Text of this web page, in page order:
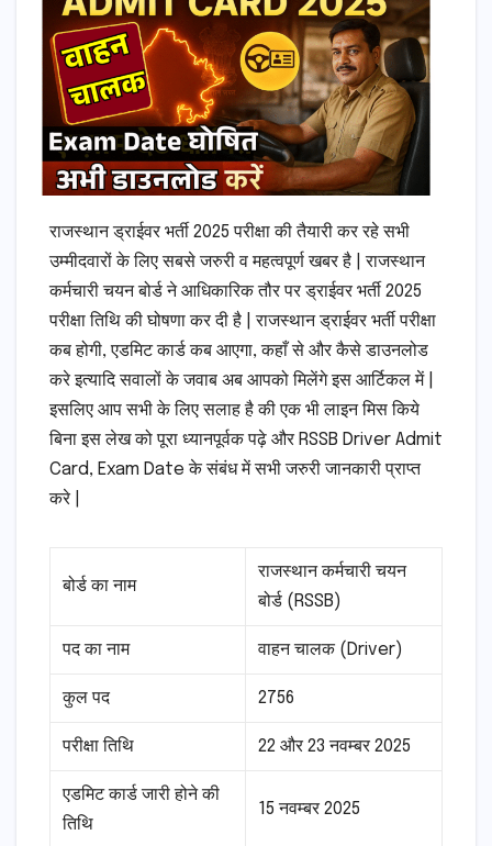
राजस्थान ड्राईवर भर्ती 2025 परीक्षा की तैयारी कर रहे सभी
उम्मीदवारों के लिए सबसे जरुरी व महत्वपूर्ण खबर है | राजस्थान
कर्मचारी चयन बोर्ड ने आधिकारिक तौर पर ड्राईवर भर्ती 2025
परीक्षा तिथि की घोषणा कर दी है | राजस्थान ड्राईवर भर्ती परीक्षा
कब होगी, एडमिट कार्ड कब आएगा, कहाँ से और कैसे डाउनलोड
करे इत्यादि सवालों के जवाब अब आपको मिलेंगे इस आर्टिकल में |
इसलिए आप सभी के लिए सलाह है की एक भी लाइन मिस किये
बिना इस लेख को पूरा ध्यानपूर्वक पढ़े और RSSB Driver Admit
Card, Exam Date के संबंध में सभी जरुरी जानकारी प्राप्त
करे |
बोर्ड का नाम
राजस्थान कर्मचारी चयन
बोर्ड (RSSB)
पद का नाम वाहन चालक (Driver)
कुल पद 2756
परीक्षा तिथि 22 और 23 नवम्बर 2025
एडमिट कार्ड जारी होने की
तिथि
15 नवम्बर 2025